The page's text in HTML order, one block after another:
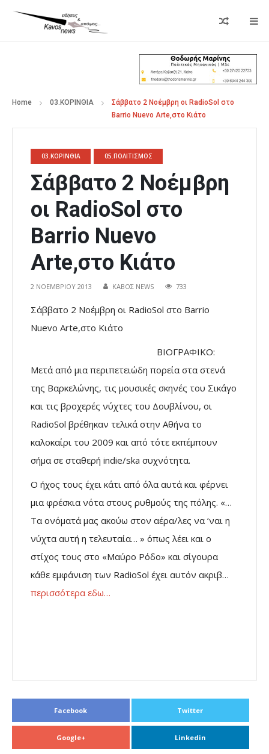
Home 03.ΚΟΡΙΝΘΙΑ
Σάββατο 2 Νοέμβρη οι RadioSol στο
Barrio Nuevo Arte,στο Κιάτο
03.ΚΟΡΙΝΘΙΑ 05.ΠΟΛΙΤΙΣΜΟΣ
Σάββατο 2 Νοέμβρη
οι RadioSol στο
Barrio Nuevo
Arte,στο Κιάτο
2 ΝΟΕΜΒΡΊΟΥ 2013 ΚΑΒΟΣ NEWS 733
Σάββατο 2 Νοέμβρη οι RadioSol στο Barrio
Nuevo Arte,στο Κιάτο
ΒΙΟΓΡΑΦΙΚΟ:
Μετά από μια περιπετειώδη πορεία στα στενά
της Βαρκελώνης, τις μουσικές σκηνές του Σικάγο
και τις βροχερές νύχτες του Δουβλίνου, οι
RadioSol βρέθηκαν τελικά στην Αθήνα το
καλοκαίρι του 2009 και από τότε εκπέμπουν
σήμα σε σταθερή indie/ska συχνότητα.
Ο ήχος τους έχει κάτι από όλα αυτά και φέρνει
μια φρέσκια νότα στους ρυθμούς της πόλης. «…
Τα ονόματά μας ακούω στον αέρα/λες να ‘ναι η
νύχτα αυτή η τελευταία… » όπως λέει και ο
στίχος τους στο «Μαύρο Ρόδο» και σίγουρα
κάθε εμφάνιση των RadioSol έχει αυτόν ακριβ…
περισσότερα εδω…
Facebook Twitter
Google+ Linkedin